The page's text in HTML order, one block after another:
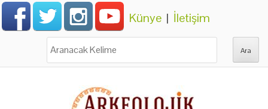
Künye | İletişim